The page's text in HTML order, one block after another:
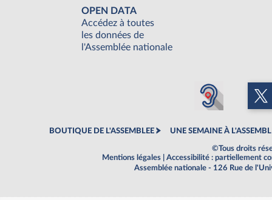
OPEN DATA
Accédez à toutes
les données de
l'Assemblée nationale
BOUTIQUE DE L'ASSEMBLEE UNE SEMAINE À
©Tous droits
Mentions légales
Accessibilité : partiellement
Assemblée nationale - 126 Rue de